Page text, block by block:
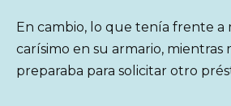
En cambio, lo que tenía frente a
carísimo en su armario, mientras
preparaba para solicitar otro